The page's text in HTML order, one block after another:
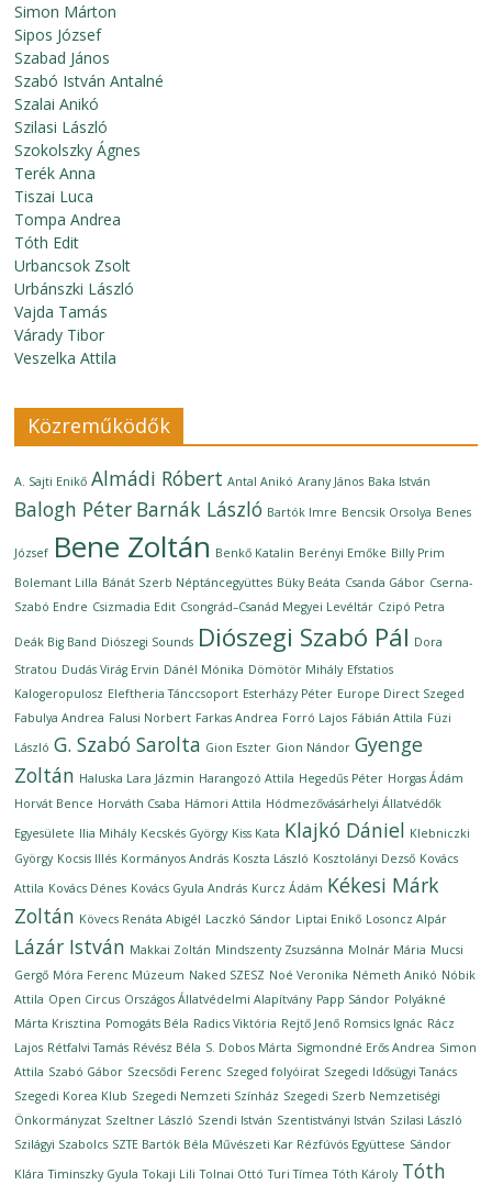
Simon Márton
Sipos József
Szabad János
Szabó István Antalné
Szalai Anikó
Szilasi László
Szokolszky Ágnes
Terék Anna
Tiszai Luca
Tompa Andrea
Tóth Edit
Urbancsok Zsolt
Urbánszki László
Vajda Tamás
Várady Tibor
Veszelka Attila
Közreműködők
A. Sajti Enikő Almádi Róbert Antal Anikó Arany János Baka István
Balogh Péter Barnák László Bartók Imre Bencsik Orsolya Benes
József Bene Zoltán Benkő Katalin Berényi Emőke Billy Prim
Bolemant Lilla Bánát Szerb Néptáncegyüttes Büky Beáta Csanda Gábor Cserna-
Szabó Endre Csizmadia Edit Csongrád–Csanád Megyei Levéltár Czipó Petra
Deák Big Band Diószegi Sounds Diószegi Szabó Pál Dora
Stratou Dudás Virág Ervin Dánél Mónika Dömötör Mihály Efstatios
Kalogeropulosz Eleftheria Tánccsoport Esterházy Péter Europe Direct Szeged
Fabulya Andrea Falusi Norbert Farkas Andrea Forró Lajos Fábián Attila Füzi
László G. Szabó Sarolta Gion Eszter Gion Nándor Gyenge
Zoltán Haluska Lara Jázmin Harangozó Attila Hegedűs Péter Horgas Ádám
Horvát Bence Horváth Csaba Hámori Attila Hódmezővásárhelyi Állatvédők
Egyesülete Ilia Mihály Kecskés György Kiss Kata Klajkó Dániel Klebniczki
György Kocsis Illés Kormányos András Koszta László Kosztolányi Dezső Kovács
Attila Kovács Dénes Kovács Gyula András Kurcz Ádám Kékesi Márk
Zoltán Kövecs Renáta Abigél Laczkó Sándor Liptai Enikő Losoncz Alpár
Lázár István Makkai Zoltán Mindszenty Zsuzsánna Molnár Mária Mucsi
Gergő Móra Ferenc Múzeum Naked SZESZ Noé Veronika Németh Anikó Nóbik
Attila Open Circus Országos Állatvédelmi Alapítvány Papp Sándor Polyákné
Márta Krisztina Pomogáts Béla Radics Viktória Rejtő Jenő Romsics Ignác Rácz
Lajos Rétfalvi Tamás Révész Béla S. Dobos Márta Sigmondné Erős Andrea Simon
Attila Szabó Gábor Szecsődi Ferenc Szeged folyóirat Szegedi Idősügyi Tanács
Szegedi Korea Klub Szegedi Nemzeti Színház Szegedi Szerb Nemzetiségi
Önkormányzat Szeltner László Szendi István Szentistványi István Szilasi László
Szilágyi Szabolcs SZTE Bartók Béla Művészeti Kar Rézfúvós Együttese Sándor
Klára Timinszky Gyula Tokaji Lili Tolnai Ottó Turi Tímea Tóth Károly Tóth